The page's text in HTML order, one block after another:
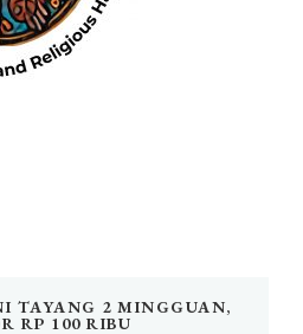
TAYANG 2 MINGGUAN,
RP 100 RIBU